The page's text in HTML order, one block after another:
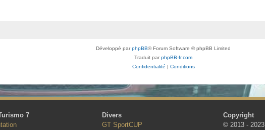
Développé parphpBB® Forum Software © phpBB Limited
Traduit parphpBB-fr.com
Confidentialité | Conditions
7
Divers
GT SportCUP
Copyright
© 2013 - 2023